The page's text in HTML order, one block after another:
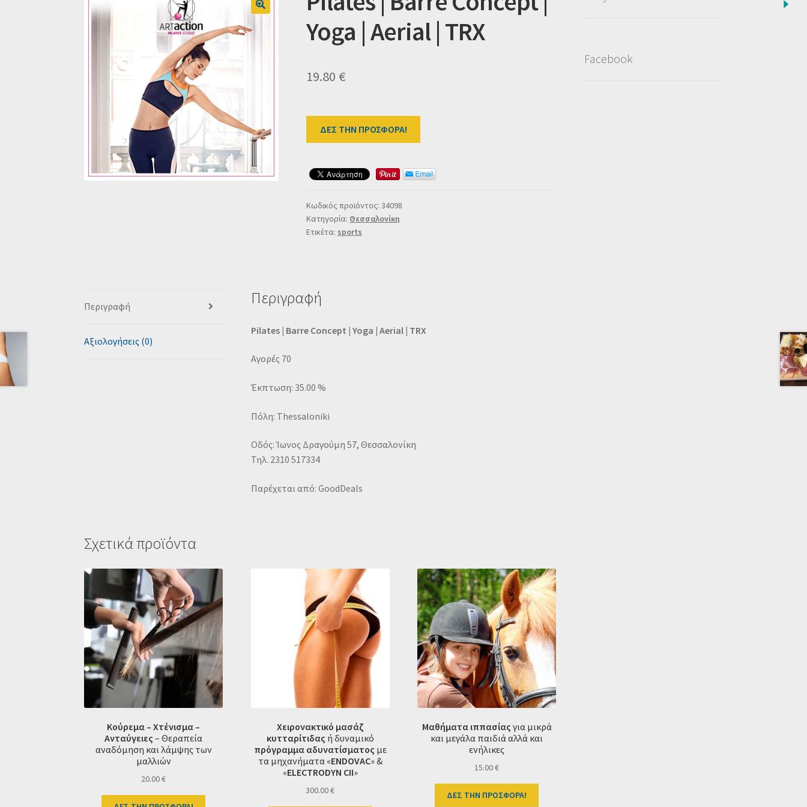
Yoga | Aerial | TRX
19.80 €
ΔΕΣ ΤΗΝ ΠΡΟΣΦΟΡΑ!
Κωδικός προϊόντος:34098
Κατηγορία: Θεσσαλονίκη
Ετικέτα: sports
Περιγραφή
Αξιολογήσεις (0)
Περιγραφή
Pilates | Barre Concept | Yoga | Aerial | TRX
Αγορές 70
Έκπτωση: 35.00 %
Πόλη: Thessaloniki
Οδός: Ίωνος Δραγούμη 57, Θεσσαλονίκη
Τηλ. 2310 517334
Παρέχεται από: GoodDeals
Σχετικά προϊόντα
Κούρεμα – Χτένισμα –
Ανταύγειες – Θεραπεία
αναδόμηση και λάμψης των
μαλλιών
20.00€
Χειρονακτικό μασάζ
κυτταρίτιδας ή δυναμικό
πρόγραμμα αδυνατίσματος με
τα μηχανήματα «ENDOVAC» &
«ELECTRODYN CII»
300.00€
Μαθήματα ιππασίας για μικρά
και μεγάλα παιδιά αλλά και
ενήλικες
15.00€
ΔΕΣ ΤΗΝ ΠΡΟΣΦΟΡΑ!
Facebook